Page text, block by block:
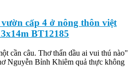
cấp 4 ở nông thôn việt
BT12185
cần câu. Thơ thẩn dầu ai vui thú nào"
Nguyễn Bỉnh Khiêm quả thực không